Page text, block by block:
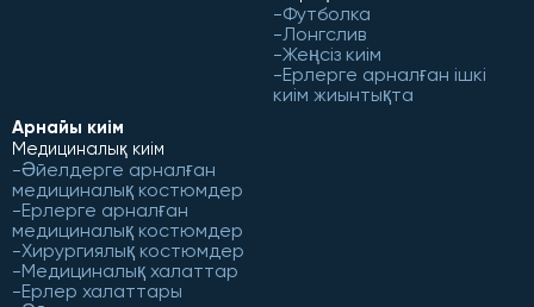
Футболка
Лонгслив
Жеңсіз киім
Ерлерге арналған ішкі
киім жиынтықта
Арнайы киім
Медициналық киім
Әйелдерге арналған
медициналық костюмдер
Ерлерге арналған
медициналық костюмдер
Хирургиялық костюмдер
Медициналық халаттар
Ерлер халаттары